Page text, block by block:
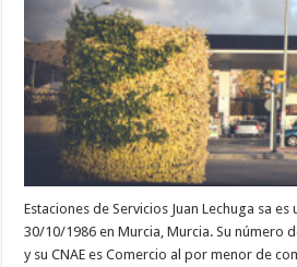
Estaciones de Servicios Juan Lechuga sa
30/10/1986 en Murcia, Murcia. Su número
y su CNAE es Comercio al por menor de